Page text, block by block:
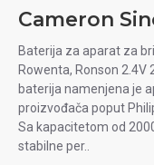
Baterija za aparat za
Rowenta, Ronson 2.4V
baterija namenjena je
proizvođača poput
Sa kapacitetom od
stabilne per..